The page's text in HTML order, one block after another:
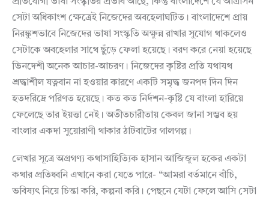
সেটা অধিকাংশ ক্ষেত্রেই নিজেদের অবহেলাঘটিত। বাংলাদেশে প্রায়
নিরঙ্কুশভাবে নিজেদের ভাষা সংস্কৃতি অক্ষুন্ন রাখার সুযোগ থাকলেও
সেটাকে অবহেলার সাথে ছুঁড়ে ফেলা হয়েছে। বরণ করে নেয়া হয়েছে
ভিনদেশী অনেক আচার-আচরণ। নিজেদের কৃষ্টির প্রতি যথাযথ
শ্রদ্ধাশীল যত্নবান না হওয়ার কারণে একটি সমৃদ্ধ জনপদ দিন দিন
হতদরিদ্রে পরিণত হয়েছে। কত কত নির্দশন-কৃষ্টি যে বাংলা হারিয়ে
ফেলেছে তার ইয়ত্তা নেই। অতীতচারীতায় কেবল জানা সম্ভব হয়
বাংলার একদা সুয়োরাণী থাকার ঠাটবাটের গালগল্প।
লেখার সূত্রে অগ্রগণ্য কথাসাহিত্যিক হাসান আজিজুল হকের একটা
কথার প্রতিধ্বনি এখানে করা যেতে পারে- “আমরা বর্তমানে বাঁচি,
ভবিষ্যৎ নিয়ে চিন্তা করি, কল্পনা করি। পেছনে যেটা ফেলে আসি সেটা